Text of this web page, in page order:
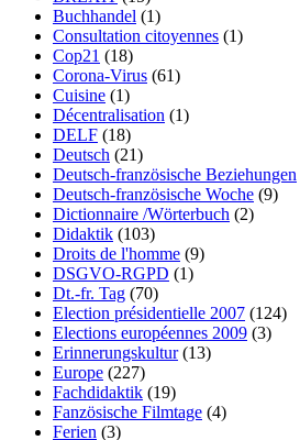
Buchhandel (1)
Consultation citoyennes (1)
Cop21 (18)
Corona-Virus (61)
Cuisine (1)
Décentralisation (1)
DELF (18)
Deutsch (21)
Deutsch-französische Beziehungen
Deutsch-französische Woche (9)
Dictionnaire /Wörterbuch (2)
Didaktik (103)
Droits de l'homme (9)
DSGVO-RGPD (1)
Dt.-fr. Tag (70)
Election présidentielle 2007 (124)
Elections européennes 2009 (3)
Erinnerungskultur(13)
Europe (227)
Fachdidaktik (19)
Fanzösische Filmtage (4)
Ferien (3)